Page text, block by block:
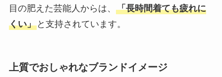
目の肥えた芸能人からは、 「長時間着ても疲れに
くい」と支持されています。
上質でおしゃれなブランドイメージ